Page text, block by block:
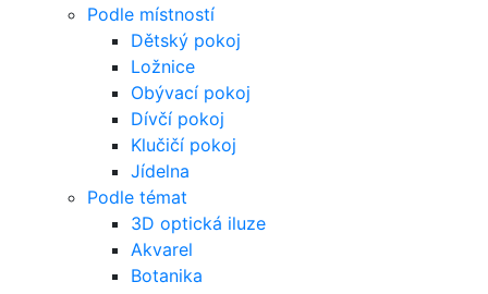
Podle místností
Dětský pokoj
Ložnice
Obývací pokoj
Dívčí pokoj
Klučičí pokoj
Jídelna
Podle témat
3D optická iluze
Akvarel
Botanika